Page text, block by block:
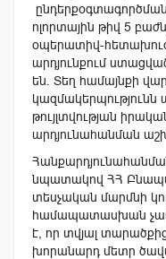
ընդերքօգտագործման
ոլորտային թիվ 5
օպերատիվ-
արդյունքում
են. Տեղ համայնքի
թույլտվության
արդյունահանման
նպատակով ՀՀ
տեսչական մարմնի
համապատասխան
է, որ տվյալ
խորանարդ մետր